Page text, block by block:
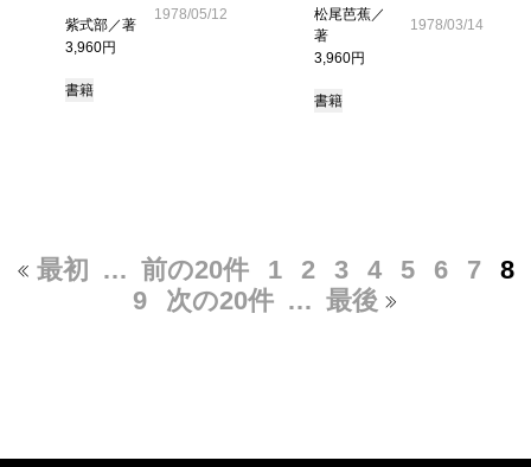
紫式部／著
3,960円
1978/05/12
書籍
松尾芭蕉／
著
3,960円
1978/03/14
書籍
最初 … 前の20件 1 2 3 4 5 6 7
8
9
次の20件 … 最後